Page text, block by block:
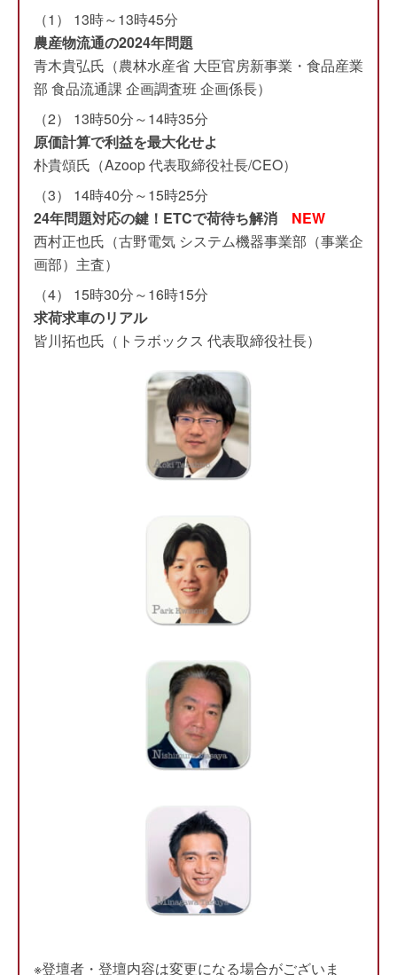
（1） 13時～13時45分
農産物流通の2024年問題
青木貴弘氏（農林水産省 大臣官房新事業・食品産業
部 食品流通課 企画調査班 企画係長）
（2） 13時50分～14時35分
原価計算で利益を最大化せよ
朴貴頌氏（Azoop 代表取締役社長/CEO）
（3） 14時40分～15時25分
24年問題対応の鍵！ETCで荷待ち解消
NEW
西村正也氏（古野電気 システム機器事業部（事業企
画部）主査）
（4） 15時30分～16時15分
求荷求車のリアル
皆川拓也氏（トラボックス 代表取締役社長）
※登壇者・登壇内容は変更になる場合がございま